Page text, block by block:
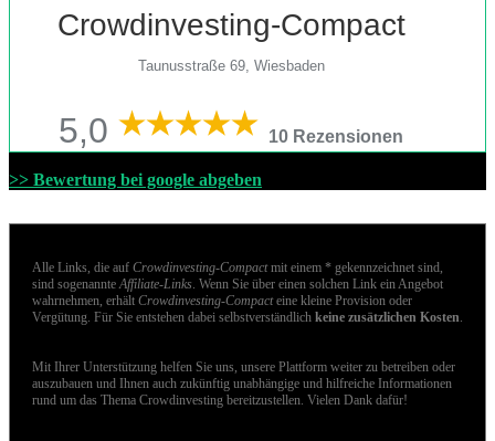
Crowdinvesting-Compact
Taunusstraße 69, Wiesbaden
5,0 10 Rezensionen
>> Bewertung bei google abgeben
Alle Links, die auf Crowdinvesting-Compactmit einem * gekennzeichnet sind,
sind sogenannteAffiliate-Links. Wenn Sie über einen solchen Link ein Angebot
wahrnehmen, erhält Crowdinvesting-Compacteine kleine Provision oder
Vergütung. Für Sie entstehen dabei selbstverständlich keine zusätzlichen Kosten.
Mit Ihrer Unterstützung helfen Sie uns, unsere Plattform weiter zu betreiben oder
auszubauen und Ihnen auch zukünftig unabhängige und hilfreiche Informationen
rund um das Thema Crowdinvesting bereitzustellen. Vielen Dank dafür!